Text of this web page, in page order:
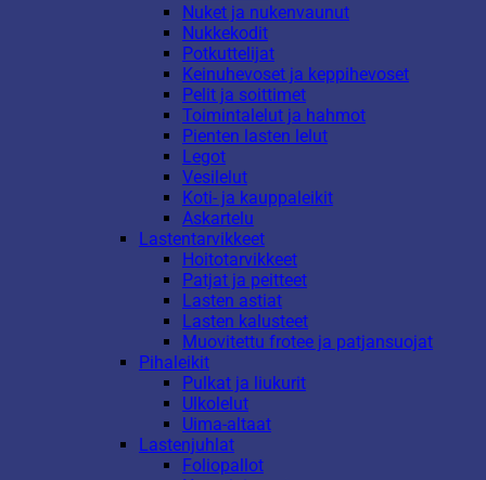
Nuket ja nukenvaunut
Nukkekodit
Potkuttelijat
Keinuhevoset ja keppihevoset
Pelit ja soittimet
Toimintalelut ja hahmot
Pienten lasten lelut
Legot
Vesilelut
Koti- ja kauppaleikit
Askartelu
Lastentarvikkeet
Hoitotarvikkeet
Patjat ja peitteet
Lasten astiat
Lasten kalusteet
Muovitettu frotee ja patjansuojat
Pihaleikit
Pulkat ja liukurit
Ulkolelut
Uima-altaat
Lastenjuhlat
Foliopallot